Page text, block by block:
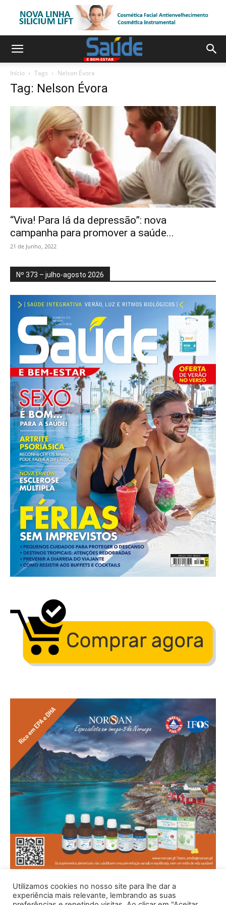
Início Tags Nelson Évora
Tag: Nelson Évora
“Viva! Para lá da depressão”: nova
campanha para promover a saúde...
21 de Junho, 2022
Nº 373 – julho-agosto 2026
Utilizamos cookies no nosso site para lhe dar a
experiência mais relevante, lembrando as suas